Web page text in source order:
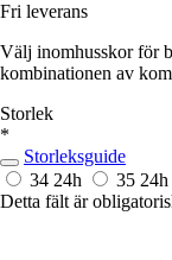
Fri leverans
Välj inomhusskor för
kombinationen av
Storlek
*
Storleksguide
34 24h 35 24h
Detta fält är